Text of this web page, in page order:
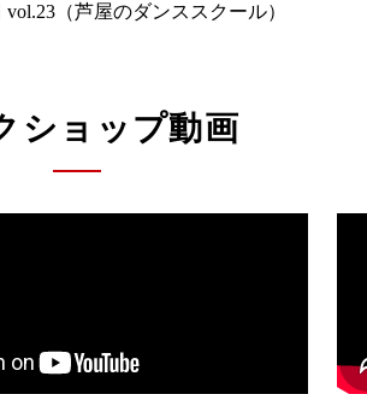
（芦屋のダンススクール）
ショップ動画